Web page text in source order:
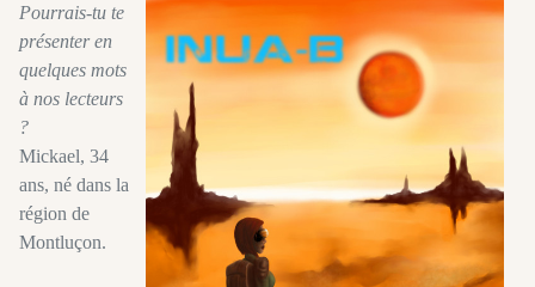
Pourrais-tu te
présenter en
quelques mots
à nos lecteurs
?
Mickael, 34
ans, né dans la
région de
Montluçon.